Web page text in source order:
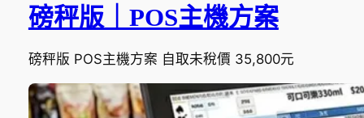
磅秤版｜POS主機方案
磅秤版 POS主機方案 自取未稅價 35,800元